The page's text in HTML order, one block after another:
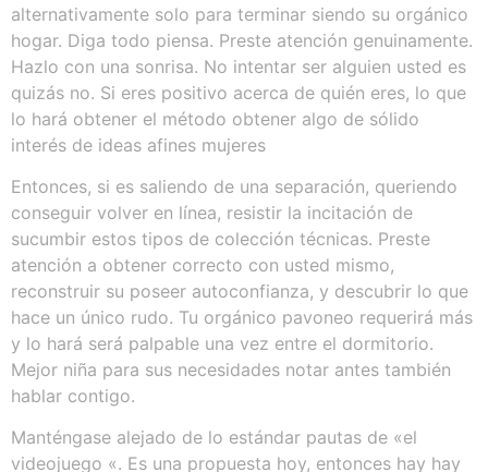
alternativamente solo para terminar siendo su orgánico
hogar. Diga todo piensa. Preste atención genuinamente.
Hazlo con una sonrisa. No intentar ser alguien usted es
quizás no. Si eres positivo acerca de quién eres, lo que
lo hará obtener el método obtener algo de sólido
interés de ideas afines mujeres
Entonces, si es saliendo de una separación, queriendo
conseguir volver en línea, resistir la incitación de
sucumbir estos tipos de colección técnicas. Preste
atención a obtener correcto con usted mismo,
reconstruir su poseer autoconfianza, y descubrir lo que
hace un único rudo. Tu orgánico pavoneo requerirá más
y lo hará será palpable una vez entre el dormitorio.
Mejor niña para sus necesidades notar antes también
hablar contigo.
Manténgase alejado de lo estándar pautas de «el
videojuego «. Es una propuesta hoy, entonces hay hay